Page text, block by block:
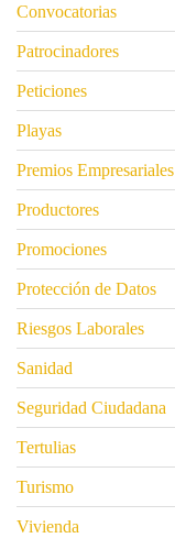
Convocatorias
Patrocinadores
Peticiones
Playas
Premios Empresariales
Productores
Promociones
Protección de Datos
Riesgos Laborales
Sanidad
Seguridad Ciudadana
Tertulias
Turismo
Vivienda